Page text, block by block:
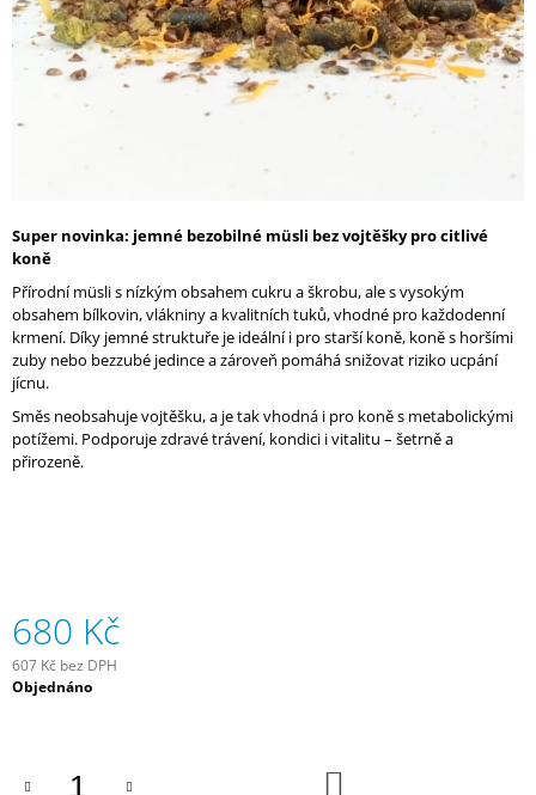
Super novinka: jemné bezobilné müsli bez vojtěšky pro citlivé
koně
Přírodní müsli s nízkým obsahem cukru a škrobu, ale s vysokým
obsahem bílkovin, vlákniny a kvalitních tuků, vhodné pro každodenní
krmení. Díky jemné struktuře je ideální i pro starší koně, koně s horšími
zuby nebo bezzubé jedince a zároveň pomáhá snižovat riziko ucpání
jícnu.
Směs neobsahuje vojtěšku, a je tak vhodná i pro koně s metabolickými
potížemi. Podporuje zdravé trávení, kondici i vitalitu – šetrně a
přirozeně.
680 Kč
607 Kč bez DPH
Měrná
Objednáno
A
J
D
O
P
O
R
E
EQK
RÝŽOVÉ